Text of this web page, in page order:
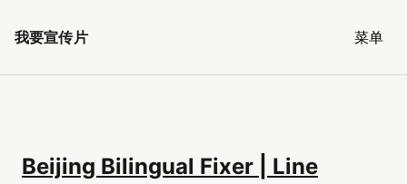
我要宣传片 菜单
Beijing Bilingual Fixer | Line